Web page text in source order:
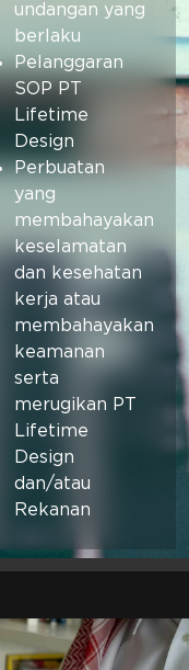
undangan yang
berlaku
Pelanggaran
SOP PT
Lifetime
Design
Perbuatan
yang
membahayakan
keselamatan
dan kesehatan
kerja atau
membahayakan
keamanan
serta
merugikan PT
Lifetime
Design
dan/atau
Rekanan